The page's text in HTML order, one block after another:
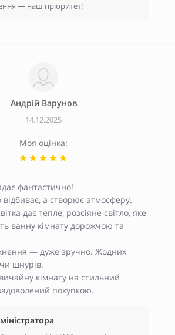
— наш пріоритет!
Андрiй Варунов
14.12.2025
Моя оцінка:
фантастично!
а створює атмосферу.
дає тепле, розсіяне світло, яке
ванну кімнату дорожчою та
— дуже зручно. Жодних
шнурів.
кімнату на стильний
покупкою.